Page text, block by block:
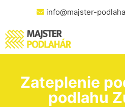
info@majster-
Zateplenie
podlahu